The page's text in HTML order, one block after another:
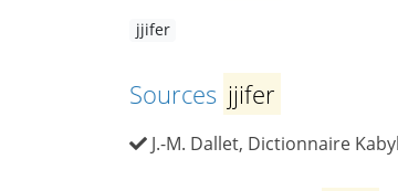
jjifer
Sources jjifer
J.-M. Dallet, Dictionnaire